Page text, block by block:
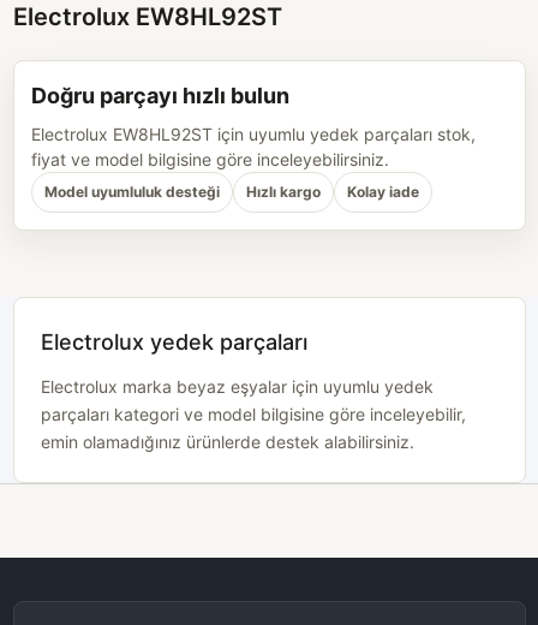
Electrolux EW8HL92ST
Doğru parçayı hızlı bulun
Electrolux EW8HL92ST için uyumlu yedek parçaları stok,
fiyat ve model bilgisine göre inceleyebilirsiniz.
Model uyumluluk desteği Hızlı kargo Kolay iade
Electrolux yedek parçaları
Electrolux marka beyaz eşyalar için uyumlu yedek
parçaları kategori ve model bilgisine göre inceleyebilir,
emin olamadığınız ürünlerde destek alabilirsiniz.